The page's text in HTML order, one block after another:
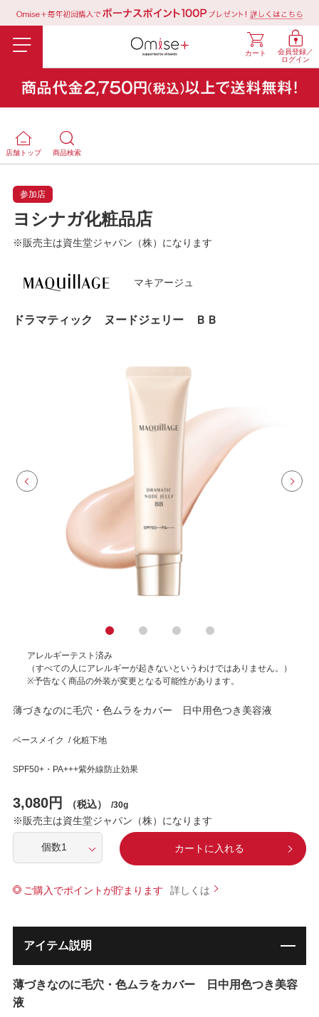
会員登録／
ログイン
カート
店舗トップ 商品検索
参加店
ヨシナガ化粧品店
※販売主は資生堂ジャパン（株）になります
マキアージュ
ドラマティック ヌードジェリー ＢＢ
アレルギーテスト済み
（すべての人にアレルギーが起きないというわけではありません。）
※予告なく商品の外装が変更となる可能性があります。
薄づきなのに毛穴・色ムラをカバー 日中用色つき美容液
ベースメイク / 化粧下地
SPF50+・PA+++紫外線防止効果
3,080円 （税込） /30g
※販売主は資生堂ジャパン（株）になります
カートに入れる
ご購入でポイントが貯まります
アイテム説明
薄づきなのに毛穴・色ムラをカバー 日中用色つき美容
液